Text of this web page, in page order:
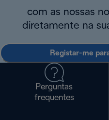
com as nossas
diretamente na
Registar-me
Perguntas
frequentes